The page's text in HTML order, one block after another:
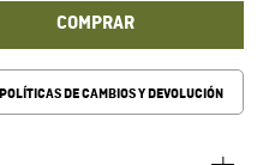
COMPRAR
POLÍTICAS DE CAMBIOS Y DEVOLUCIÓN